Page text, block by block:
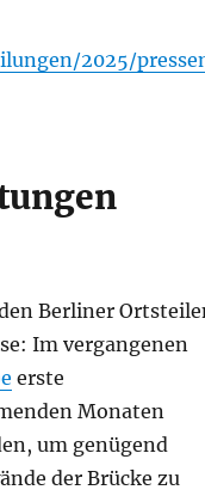
2025/
Berliner
Im vergangenen
erste
Monaten
um genügend
der Brücke zu